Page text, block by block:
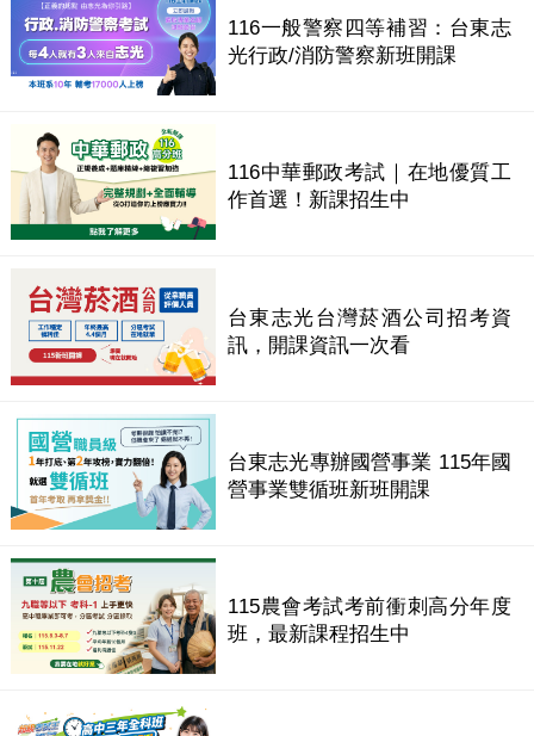
116一般警察四等補習：台東志
光行政/消防警察新班開課
116中華郵政考試｜在地優質工
作首選！新課招生中
台東志光台灣菸酒公司招考資
訊，開課資訊一次看
台東志光專辦國營事業 115年國
營事業雙循班新班開課
115農會考試考前衝刺高分年度
班，最新課程招生中